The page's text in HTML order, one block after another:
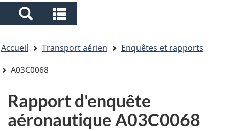
Search
and
menus
and
menus
êtes
ici
Accueil Transport aérien
Enquêtes et rapports
A03C0068
Rapport d'enquête
aéronautique A03C0068